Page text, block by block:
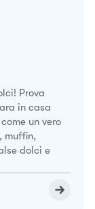
Prova
in casa
un vero
muffin,
dolci e